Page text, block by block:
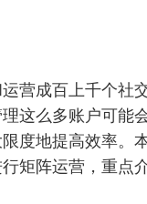
营成百上千个社
这么多账户可能
度地提高效率。
矩阵运营，重点